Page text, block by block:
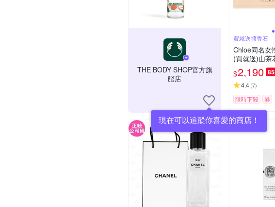
THE BODY SHOP官方旗
艦店
現在可以追蹤你喜愛的商店！
買就送擴香石
Chloe同名女
(買就送)山茶
快速到貨
$2,190
4.4(7)
限時下殺 券